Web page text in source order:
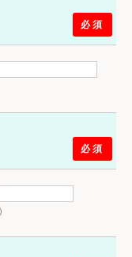
必須
必須